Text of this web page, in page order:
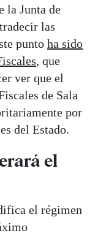
la Junta de
las
punto ha sido
, que
ver que el
de Sala
por
del Estado.
el
el régimen